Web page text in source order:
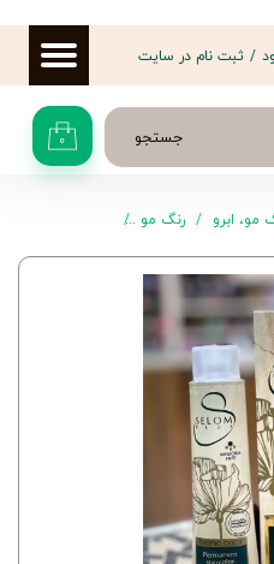
جستجو ۰
/ ثبت نام در سایت
ابرو رنگ مو